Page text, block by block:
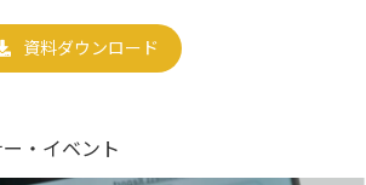
資料ダウンロード
・イベント